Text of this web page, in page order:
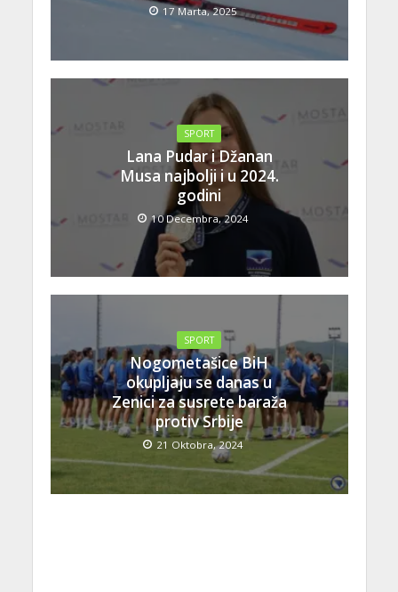
17 Marta, 2025
SPORT
Lana Pudar i Džanan
Musa najbolji i u 2024.
godini
10 Decembra, 2024
SPORT
Nogometašice BiH
okupljaju se danas u
Zenici za susrete baraža
protiv Srbije
21 Oktobra, 2024